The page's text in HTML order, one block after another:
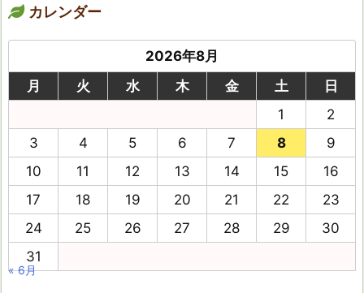
カレンダー
2026年8月
月
火 水 木 金 土
日
1
2
3
4 5 6 7 8
9
10
11 12 13 14 15
16
17
18 19 20 21 22
23
24
25 26 27 28 29
30
31
« 6月